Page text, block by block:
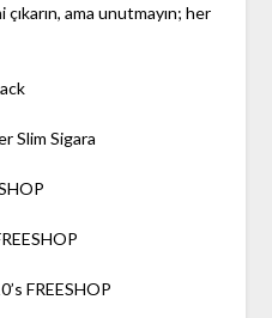
ama unutmayın; her
Slim Sigara
FREESHOP